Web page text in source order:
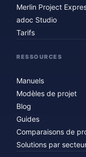
Merlin Project
adoc Studio
Tarifs
RESSOURCES
Manuels
Modèles de projet
Blog
Guides
Comparaisons de
Solutions par